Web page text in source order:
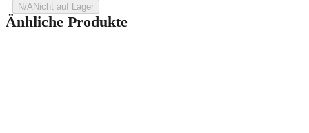
N/ANicht auf Lager
Änhliche Produkte